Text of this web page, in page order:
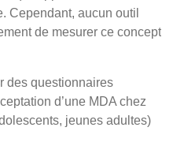
Cependant, aucun outil
de mesurer ce concept
des questionnaires
d’une MDA chez
jeunes adultes)